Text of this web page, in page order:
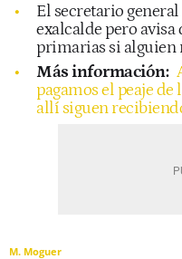
El secretario general
exalcalde pero avisa
primarias si alguien
Más información:
pagamos el peaje
allí siguen
M. Moguer